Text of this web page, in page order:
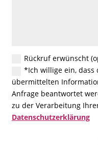
Rückruf erwünscht
*Ich willige ein, dass
übermittelten
Anfrage beantwortet
zu der Verarbeitung
Datenschutzerklärung